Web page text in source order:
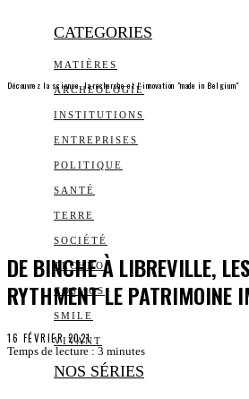
CATEGORIES
MATIÈRES
ARCHEOLOGIE
INSTITUTIONS
ENTREPRISES
POLITIQUE
SANTÉ
TERRE
SOCIÉTÉ
TECHNO
COSMOS
SMILE
VIVANT
NOS SÉRIES
Découvrez la science, la recherche et l’innovation "made in Belgium"
DE BINCHE À LIBREVILLE,
RYTHMENT LE PATRIMOINE
16 FÉVRIER 2021
Temps de lecture : 3 minutes